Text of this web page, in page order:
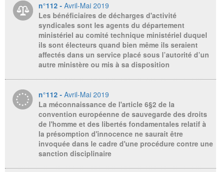
n°112 - Avril-Mai 2019
Les bénéficiaires de décharges d'activité
syndicales sont les agents du département
ministériel au comité technique ministériel duquel
ils sont électeurs quand bien même ils seraient
affectés dans un service placé sous l’autorité d’un
autre ministère ou mis à sa disposition
n°112 - Avril-Mai 2019
La méconnaissance de l'article 6§2 de la
convention européenne de sauvegarde des droits
de l'homme et des libertés fondamentales relatif à
la présomption d'innocence ne saurait être
invoquée dans le cadre d'une procédure contre une
sanction disciplinaire